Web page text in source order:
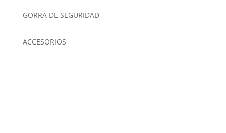
GORRA DE SEGURIDAD
ACCESORIOS